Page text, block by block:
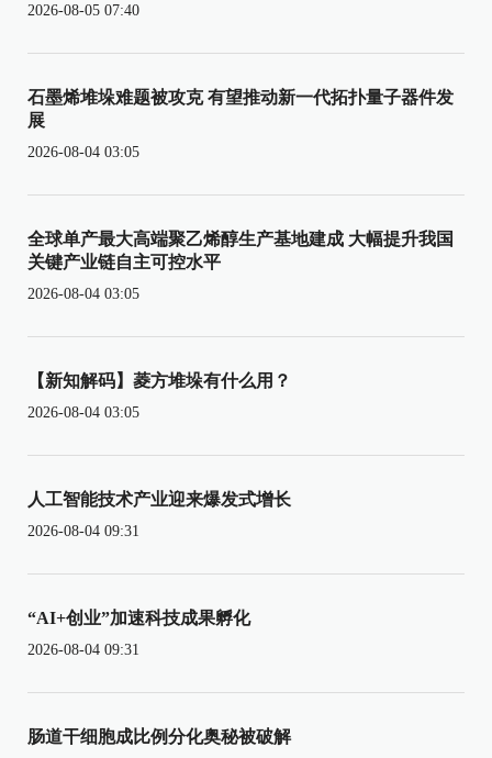
2026-08-05 07:40
石墨烯堆垛难题被攻克 有望推动新一代拓扑量子器件发
展
2026-08-04 03:05
全球单产最大高端聚乙烯醇生产基地建成 大幅提升我国
关键产业链自主可控水平
2026-08-04 03:05
【新知解码】菱方堆垛有什么用？
2026-08-04 03:05
人工智能技术产业迎来爆发式增长
2026-08-04 09:31
“AI+创业”加速科技成果孵化
2026-08-04 09:31
肠道干细胞成比例分化奥秘被破解